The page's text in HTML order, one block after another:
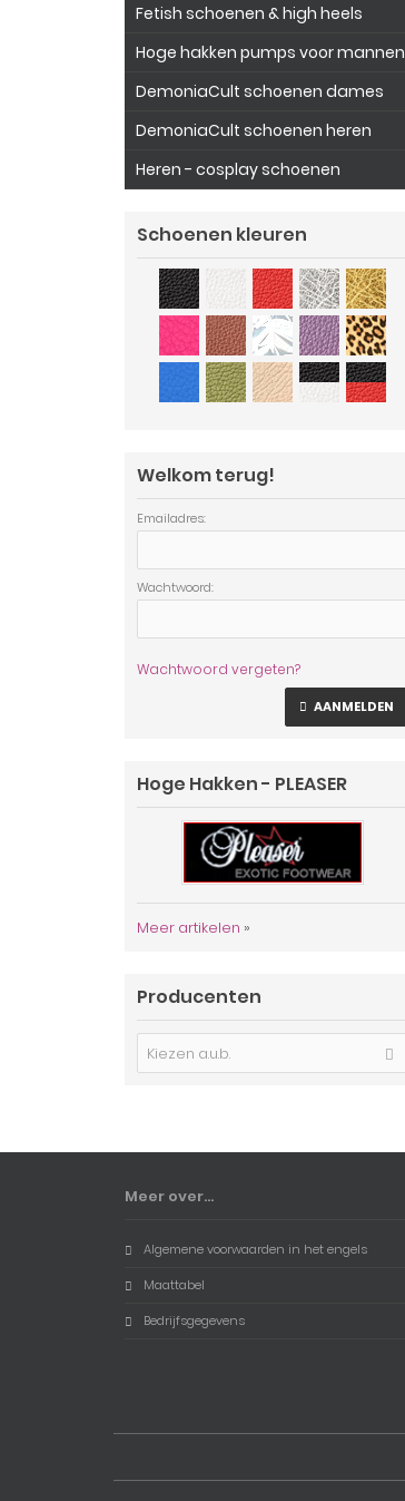
Fetish schoenen & high heels
Hoge hakken pumps voor mannen
DemoniaCult schoenen dames
DemoniaCult schoenen heren
Heren - cosplay schoenen
Schoenen kleuren
Welkom terug!
Emailadres:
Wachtwoord:
Wachtwoord vergeten?
AANMELDEN
Hoge Hakken - PLEASER
Meer artikelen »
Producenten
Kiezen a.u.b.
Meer over...
Algemene voorwaarden in het engels
Maattabel
Bedrijfsgegevens